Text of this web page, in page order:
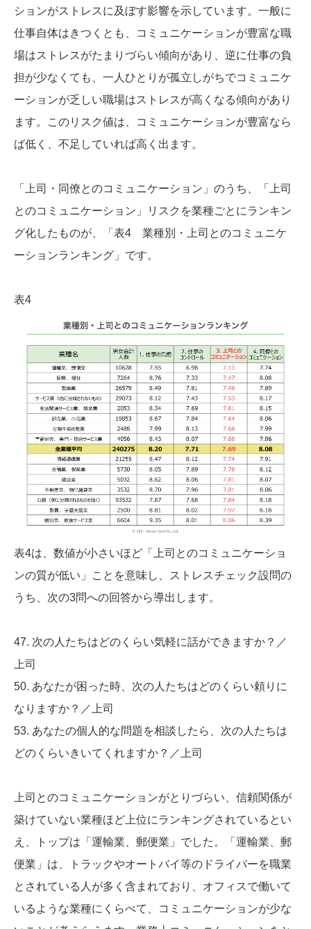
ションがストレスに及ぼす影響を示しています。一般に
仕事自体はきつくとも、コミュニケーションが豊富な職
場はストレスがたまりづらい傾向があり、逆に仕事の負
担が少なくても、一人ひとりが孤立しがちでコミュニケ
ーションが乏しい職場はストレスが高くなる傾向があり
ます。このリスク値は、コミュニケーションが豊富なら
ば低く、不足していれば高く出ます。
「上司・同僚とのコミュニケーション」のうち、「上司
とのコミュニケーション」リスクを業種ごとにランキン
グ化したものが、「表4 業種別・上司とのコミュニケ
ーションランキング」です。
表4
表4は、数値が小さいほど「上司とのコミュニケーショ
ンの質が低い」ことを意味し、ストレスチェック設問の
うち、次の3問への回答から導出します。
47. 次の人たちはどのくらい気軽に話ができますか？／
上司
50. あなたが困った時、次の人たちはどのくらい頼りに
なりますか？／上司
53. あなたの個人的な問題を相談したら、次の人たちは
どのくらいきいてくれますか？／上司
上司とのコミュニケーションがとりづらい、信頼関係が
築けていない業種ほど上位にランキングされているとい
え、トップは「運輸業、郵便業」でした。「運輸業、郵
便業」は、トラックやオートバイ等のドライバーを職業
とされている人が多く含まれており、オフィスで働いて
いるような業種にくらべて、コミュニケーションが少な